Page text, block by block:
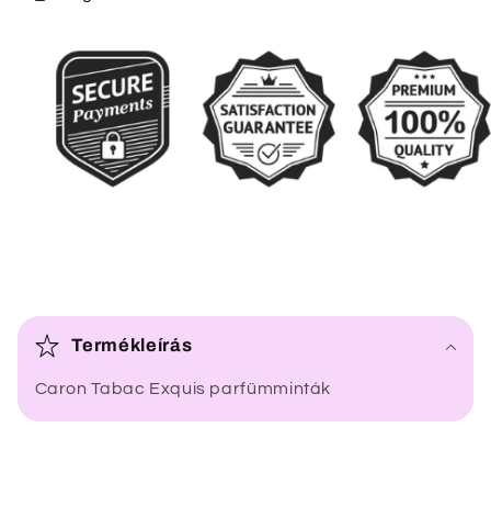
s
e
Termékleírás
Caron Tabac Exquis parfümminták